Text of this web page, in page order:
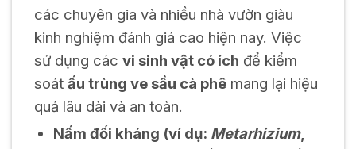
các chuyên gia và nhiều nhà vườn giàu
kinh nghiệm đánh giá cao hiện nay. Việc
sử dụng các vi sinh vật có ích để kiểm
soát ấu trùng ve sầu cà phêmang lại hiệu
quả lâu dài và an toàn.
Nấm đối kháng (ví dụ: Metarhizium,